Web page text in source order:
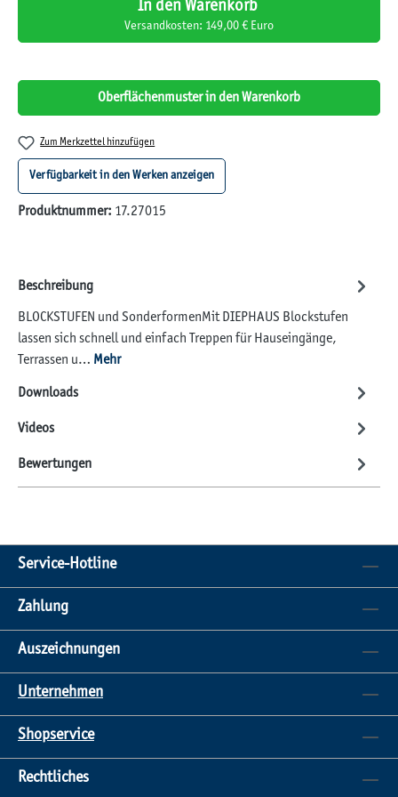
In den Warenkorb
Versandkosten: 149,00 € Euro
Oberflächenmuster in den Warenkorb
Zum Merkzettel hinzufügen
Verfügbarkeit in den Werken anzeigen
Produktnummer: 17.27015
Beschreibung
BLOCKSTUFEN und SonderformenMit DIEPHAUS Blockstufen
lassen sich schnell und einfach Treppen für Hauseingänge,
Terrassen u… Mehr
Downloads
Videos
Bewertungen
Service-Hotline
Zahlung
Auszeichnungen
Unternehmen
Shopservice
Rechtliches